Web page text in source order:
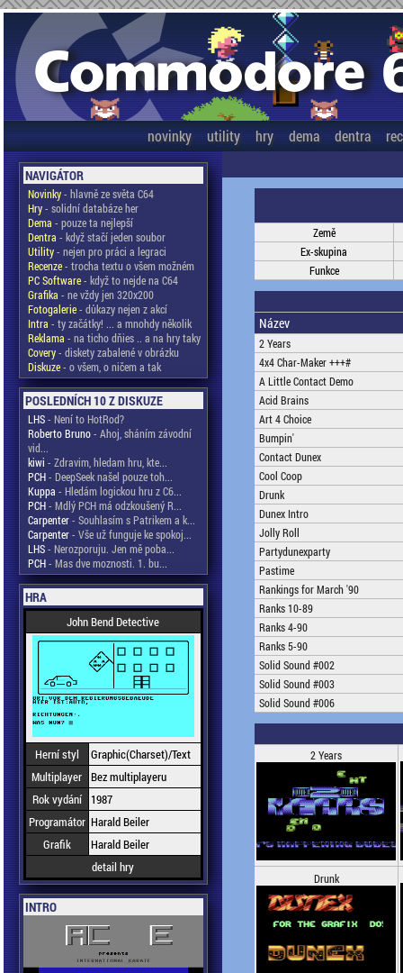
novinky utility hry dema dentra
NAVIGÁTOR
Novinky- hlavně ze světa C64
Hry- solidní databáze her
Dema - pouze ta nejlepší
Dentra - když stačí jeden soubor
Utility- nejen pro práci a legraci
Recenze- trocha textu o všem možném
PC Software- když to nejde na C64
Grafika - ne vždy jen 320x200
Fotogalerie- důkazy nejen z akcí
Intra - ty začátky! ... a mnohdy několik
Reklama - na ticho dňies .. a na hry taky
Covery- diskety zabalené v obrázku
Diskuze- o všem, o ničem a tak
POSLEDNÍCH 10 Z DISKUZE
LHS- Není to HotRod?
Roberto Bruno- Ahoj, sháním závodní
vid...
kiwi - Zdravim, hledam hru, kte...
PCH- DeepSeek našel pouze toh...
Kuppa - Hledám logickou hru z C6...
PCH- Mdlý PCH má odzkoušený R...
Carpenter- Souhlasím s Patrikem a k...
Carpenter- Vše už funguje ke spokoj...
LHS- Nerozporuju. Jen mě poba...
PCH- Mas dve moznosti. 1. bu...
HRA
John Bend Detective
Herní styl
Graphic(Charset)/Text
Multiplayer Bez multiplayeru
Rok vydání
1987
Programátor Harald Beiler
Grafik
Harald Beiler
detail hry
INTRO
Země
Ex-skupina
Funkce
Název
2 Years
4x4 Char-Maker +++#
A Little Contact Demo
Acid Brains
Art 4 Choice
Bumpin'
Contact Dunex
Cool Coop
Drunk
Dunex Intro
Jolly Roll
Partydunexparty
Pastime
Rankings for March '90
Ranks 10-89
Ranks 4-90
Ranks 5-90
Solid Sound #002
Solid Sound #003
Solid Sound #006
2 Years
Drunk